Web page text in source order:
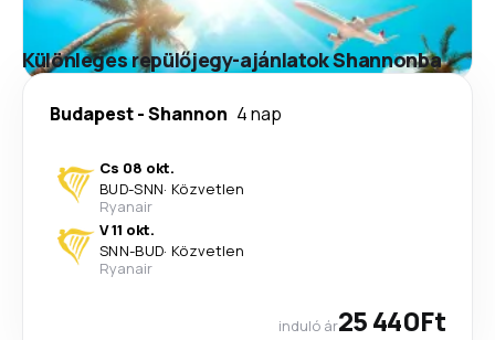
Különleges repülőjegy-ajánlatok Shannonba
Budapest-Shannon 4 nap
Cs 08 okt.
BUD-SNN· Közvetlen
Ryanair
V 11 okt.
SNN-BUD· Közvetlen
Ryanair
induló ár25 440Ft